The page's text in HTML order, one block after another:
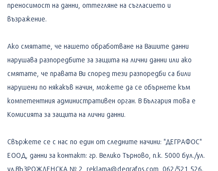
преносимост на данни, оттегляне на съгласието и
възражение.
Ако смятате, че нашето обработване на Вашите данни
нарушава разпоредбите за защита на лични данни или ако
смятате, че правата Ви според тези разпоредби са били
нарушени по някакъв начин, можете да се обърнете към
компетентния административен орган. В България това е
Комисията за защита на лични данни.
Свържете се с нас по един от следните начини: "ДЕГРАФОС"
ЕООД, данни за контакт: гр. Велико Търново, п.к. 5000 бул./ул.
ул.ВЪЗРОЖДЕНСКА № 2, reklama@degrafos.com, 062/521 526.